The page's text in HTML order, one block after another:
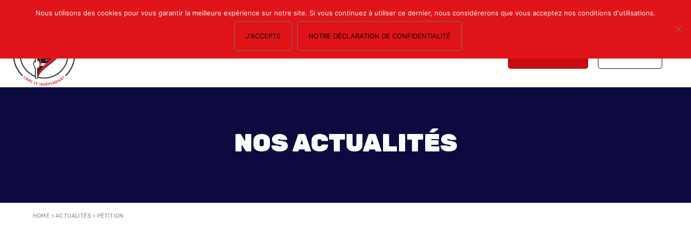
Mon compte Nous contacter
NOS SECTIONS LE MAGAZINE ESPACE ADHÉRENTS FORMATION SYNDICALE
NOS ACTUALITÉS
HOME >ACTUALITÉS > PÉTITION
Nous utilisons des cookies pour vous garantir la meilleure expérience sur notre site. Si vous continuez à utiliser ce dernier, nous considérerons que vous acceptez nos conditions d'utilisations.
J'ACCEPTE NOTRE DÉCLARATION DE CONFIDENTIALITÉ